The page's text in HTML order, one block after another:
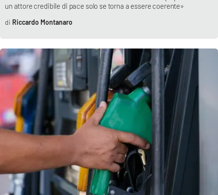
un attore credibile di pace solo se torna a essere coerente»
Riccardo Montanaro